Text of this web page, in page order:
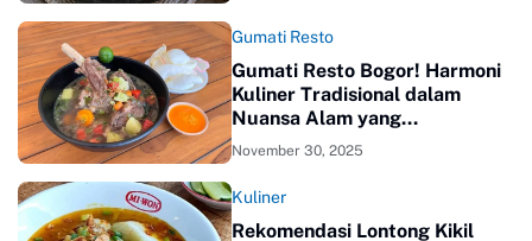
Gumati Resto
Gumati Resto Bogor! Harmoni
Kuliner Tradisional dalam
Nuansa Alam yang
Menenangkan
November 30, 2025
Kuliner
Rekomendasi Lontong Kikil